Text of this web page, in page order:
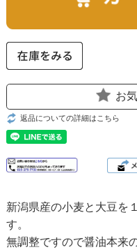
お
返品についての詳細はこちら
新潟県産の小麦と大豆を
す。
無調整ですので醤油本来